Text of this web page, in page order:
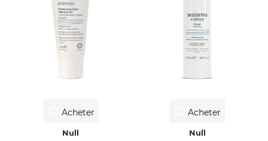
Acheter
Null
Acheter
Null